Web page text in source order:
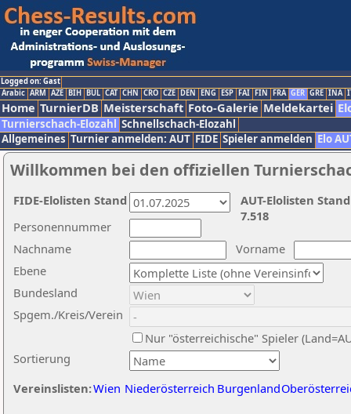
Logged on: Gast
Arabic ARM AZE BIH BUL CAT CHN CRO CZE DEN ENG ESP FAI FIN FRA GER GRE INA
Home TurnierDB Meisterschaft Foto-Galerie Meldekartei
Turnierschach-Elozahl Schnellschach-Elozahl
Allgemeines Turnier anmelden: AUT FIDE Spieler anmelden Elo
Willkommen bei den offiziellen
Nachname
Vorname
Ebene
Sortierung
Personennummer
Bundesland
Spgem./Kreis/Verein
Nur "österreichische" Spieler
Vereinslisten:Wien Niederösterreich Burgenland
AUT-Elolisten
7.518
FIDE-Elolisten Stand